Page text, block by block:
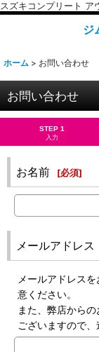
スズキコンプリート ア
ジ
ホーム > お問い合わせ
お問い合わせ
STEP 1
入力
お名前 [必須]
メールアドレス
メールアドレス
意ください。
また、弊店から
ございますので、